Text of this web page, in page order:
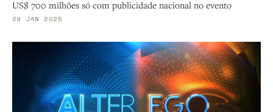
US$ 700 milhões só com publicidade nacional no evento
29 JAN 2025